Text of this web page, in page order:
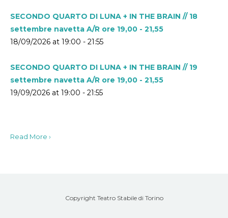
SECONDO QUARTO DI LUNA + IN THE BRAIN // 18
settembre navetta A/R ore 19,00 - 21,55
18/09/2026 at 19:00 - 21:55
SECONDO QUARTO DI LUNA + IN THE BRAIN // 19
settembre navetta A/R ore 19,00 - 21,55
19/09/2026 at 19:00 - 21:55
Read More ›
Copyright Teatro Stabile di Torino